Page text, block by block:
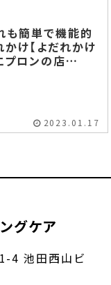
も簡単で機能的
かけ【よだれかけ
プロンの店
2023.01.17
グケア
4 池田西山ビ